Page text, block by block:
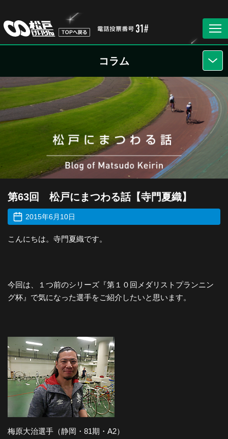
コラム
第63回 松戸にまつわる話【寺門夏織】
2015年6月10日
こんにちは。寺門夏織です。
今回は、１つ前のシリーズ『第１０回メダリストプランニン
グ杯』で気になった選手をご紹介したいと思います。
梅原大治選手（静岡・81期・A2）